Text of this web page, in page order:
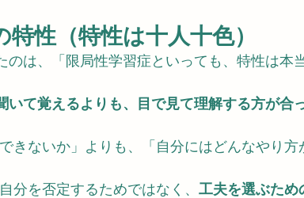
性（特性は十人十色）
のは、「限局性学習症といっても、特性は本
いて覚えるよりも、目で見て理解する方が合
きないか」よりも、「自分にはどんなやり方
分を否定するためではなく、 工夫を選ぶため